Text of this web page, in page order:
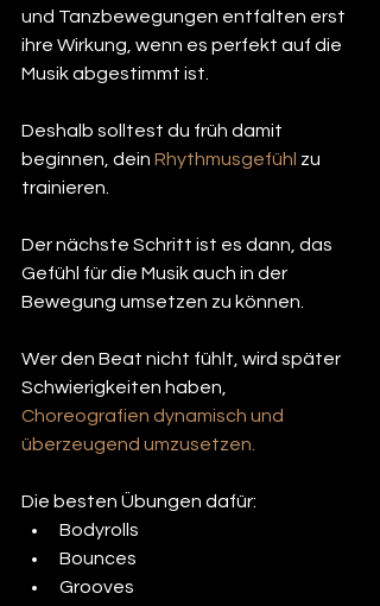
und Tanzbewegungen entfalten erst
ihre Wirkung, wenn es perfekt auf die
Musik abgestimmt ist.
Deshalb solltest du früh damit
beginnen, dein Rhythmusgefühl zu
trainieren.
Der nächste Schritt ist es dann, das
Gefühl für die Musik auch in der
Bewegung umsetzen zu können.
Wer den Beat nicht fühlt, wird später
Schwierigkeiten haben,
Choreografien dynamisch und
überzeugend umzusetzen.
Die besten Übungen dafür:
Bodyrolls
Bounces
Grooves